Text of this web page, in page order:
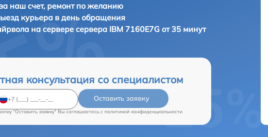
наш счет, ремонт по желанию
курьера в день обращения
на сервере сервера IBM 7160E7G от 35 минут
консультация со специалистом
Оставить заявку
"Оставить заявку" Вы соглашаетесь c политикой конфиденциальности